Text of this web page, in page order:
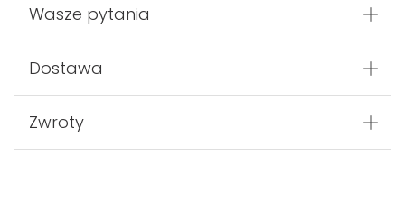
Wasze pytania
Dostawa
Zwroty